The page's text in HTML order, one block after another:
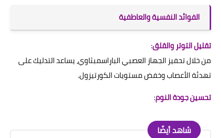
الفوائد النفسية والعاطفية
تقليل التوتر والقلق:
من خلال تحفيز الجهاز العصبي الباراسمبثاوي، يساعد التدليك على
تهدئة الأعصاب وخفض مستويات الكورتيزول.
تحسين جودة النوم:
شاهد أيضًا